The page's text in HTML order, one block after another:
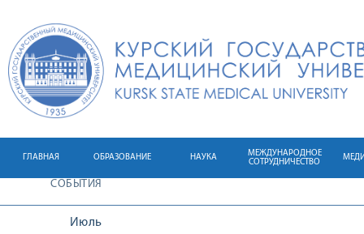
ГЛАВНАЯ ОБРАЗОВАНИЕ НАУКА
МЕЖДУНАРОДНОЕ
СОТРУДНИЧЕСТВО
СОБЫТИЯ
Июль